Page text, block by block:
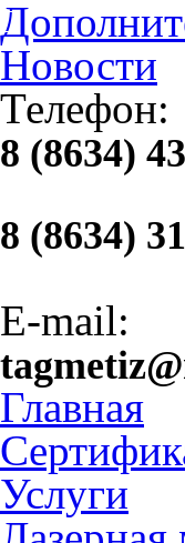
Новости
Телефон:
8 (8634)
8 (8634)
E-mail:
Главная
Услуги